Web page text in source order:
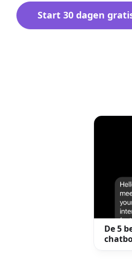
Start 30 dagen
De 5